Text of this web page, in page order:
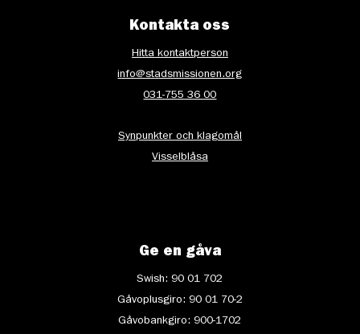
Kontakta oss
Hitta kontaktperson
info@stadsmissionen.org
031-755 36 00
Synpunkter och klagomål
Visselblåsa
Ge en gåva
Swish: 90 01 702
Gåvoplusgiro: 90 01 70-2
Gåvobankgiro: 900-1702